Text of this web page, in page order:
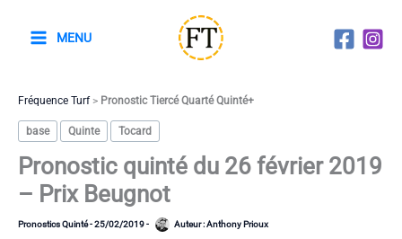
MENU
Fréquence Turf> Pronostic Tiercé Quarté Quinté+
base Quinte Tocard
Pronostic quinté du 26 février 2019
– Prix Beugnot
Pronostics Quinté-25/02/2019- Auteur :Anthony Prioux